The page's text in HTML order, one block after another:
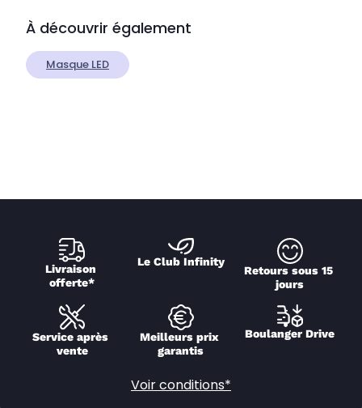
À découvrir également
Masque LED
Livraison
offerte*
Le Club Infinity
Retours sous 15
jours
Service après
vente
Meilleurs prix
garantis
Boulanger Drive
Voir conditions*